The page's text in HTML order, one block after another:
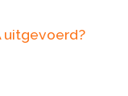
uitgevoerd?